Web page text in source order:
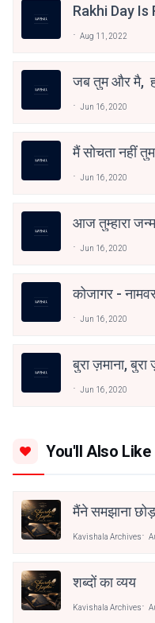
Rakhi Day
Aug 11, 2022
जब तुम और मै,
Jun 16, 2020
मैं सोचता नहीं
Jun 16, 2020
आज तुम्हारा
Jun 16, 2020
कोजागर -
Jun 16, 2020
बुरा ज़माना,
Jun 16, 2020
You'll Also Like
मैंने समझाना छोड़
Kavishala Archives
शब्दों का व्यय
Kavishala Archives